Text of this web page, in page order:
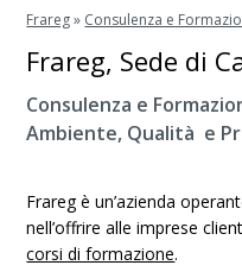
Frareg» Consulenza e
Frareg, Sede di
Consulenza e
Ambiente, Qualità e
Frareg è un’azienda
nell’offrire alle imprese
corsi di formazione.